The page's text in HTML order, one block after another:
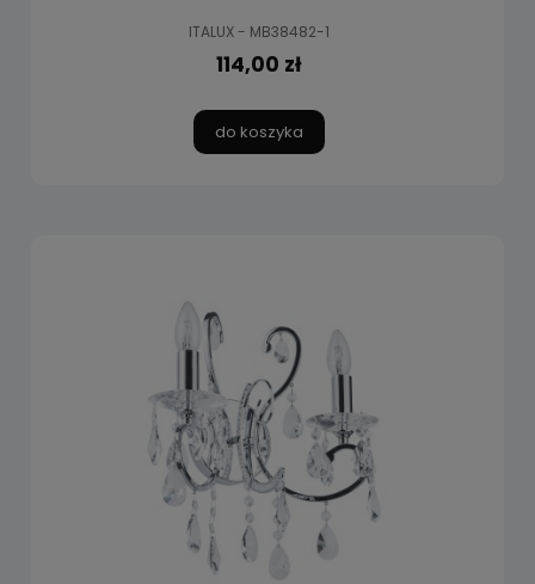
ITALUX - MB38482-1
114,00 zł
do koszyka